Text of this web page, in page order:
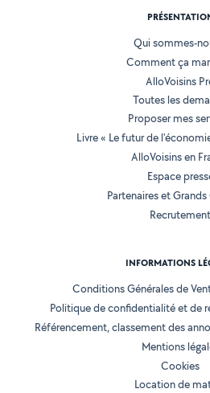
Qui sommes-
Comment ça
AlloVoisins
Toutes les
Proposer mes
Livre « Le futur de
AlloVoisins en
Espace
Partenaires et
Recrutement
INFORMATIONS
Conditions Générales de
Politique de confidentialité et de
Référencement, classement des
Mentions
Cookies
Location de